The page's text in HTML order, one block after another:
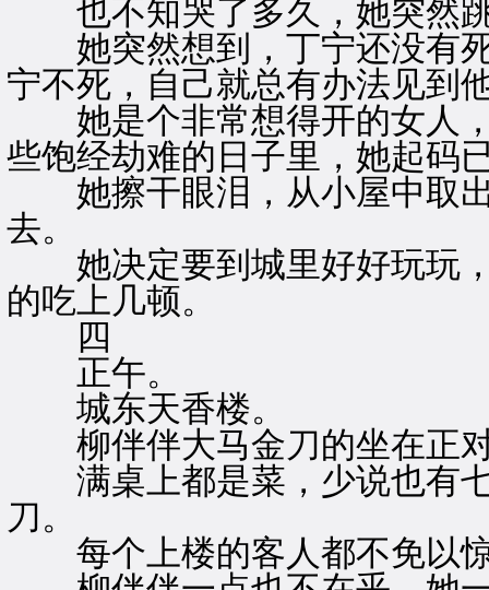
也不知哭了多久，她突然
她突然想到，丁宁还没有死
宁不死，自己就总有办法见到
她是个非常想得开的女人，
些饱经劫难的日子里，她起码
她擦干眼泪，从小屋中取出
去。
她决定要到城里好好玩玩，
的吃上几顿。
四
正午。
城东天香楼。
柳伴伴大马金刀的坐在正
满桌上都是菜，少说也有七
刀。
每个上楼的客人都不免以惊